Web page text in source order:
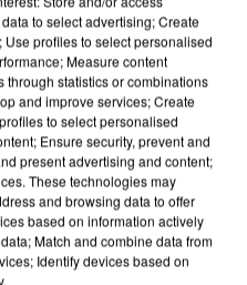
LANCE UN ÉLAN
to select advertising; Create
profiles to select personalised
Measure content
statistics or combinations
and improve services; Create
to select personalised
Ensure security, prevent and
present advertising and content;
These technologies may
and browsing data to offer
based on information actively
Match and combine data from
Identify devices based on